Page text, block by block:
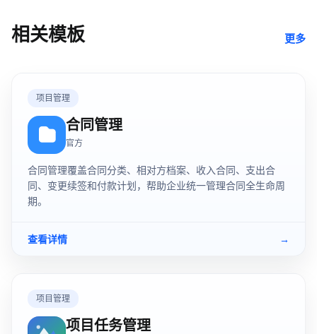
相关模板 更多
项目管理
合同管理
官方
合同管理覆盖合同分类、相对方档案、收入合同、支出合
同、变更续签和付款计划，帮助企业统一管理合同全生命周
期。
查看详情 →
项目管理
项目任务管理